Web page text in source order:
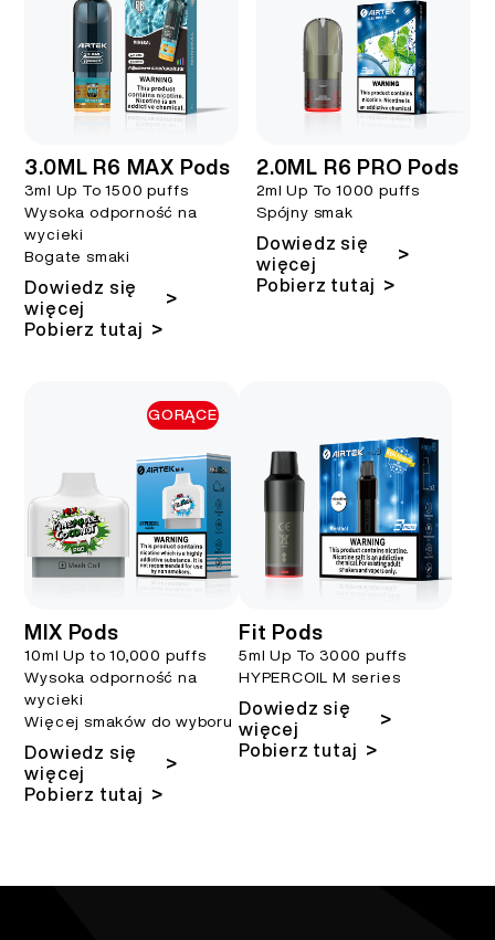
3.0ML R6 MAX Pods
3ml Up To 1500 puffs
Wysoka odporność na
wycieki
Bogate smaki
Dowiedz się
więcej
>
Pobierz tutaj >
2.0ML R6 PRO Pods
2ml Up To 1000 puffs
Spójny smak
Dowiedz się
więcej
>
Pobierz tutaj >
GORĄCE
MIX Pods
10ml Up to 10,000 puffs
Wysoka odporność na
wycieki
Więcej smaków do wyboru
Dowiedz się
więcej
>
Pobierz tutaj >
Fit Pods
5ml Up To 3000 puffs
HYPERCOIL M series
Dowiedz się
więcej
>
Pobierz tutaj >